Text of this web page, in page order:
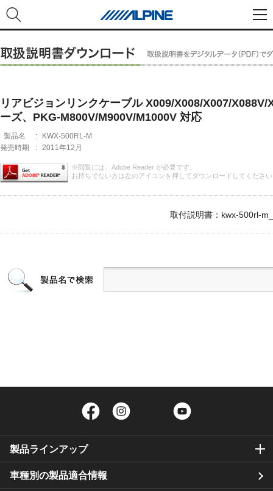
リアビジョンリンクケーブル X009/X008/X007/X088V/
ーズ、PKG-M800V/M900V/M1000V 対応
製品名 :
KWX-500RL-M
発売時期
: 2011年12月
※閲覧には、Adobe Reader が必要です。
お持ちでない方は左のアイコンを押してダウンロードしてくださ
取付説明書：kwx-500rl-
Facebook Twitter
製品ラインアップ
車種別の製品適合情報